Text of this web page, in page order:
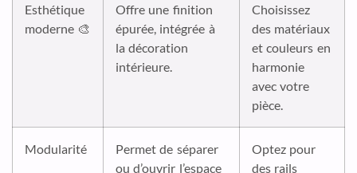
Esthétique
moderne 🎨
Offre une finition
épurée, intégrée à
la décoration
intérieure.
Choisissez
des matériaux
et couleurs en
harmonie
avec votre
pièce.
Modularité
Permet de séparer
ou d’ouvrir l’espace
Optez pour
des rails